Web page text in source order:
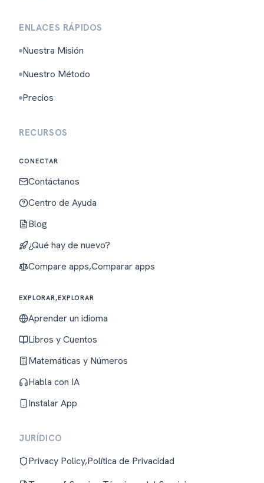
ENLACES RÁPIDOS
Nuestra Misión
Nuestro Método
Precios
RECURSOS
CONECTAR
Contáctanos
Centro de Ayuda
Blog
¿Qué hay de nuevo?
Compare apps,Comparar apps
EXPLORAR,EXPLORAR
Aprender un idioma
Libros y Cuentos
Matemáticas y Números
Habla con IA
Instalar App
JURÍDICO
Privacy Policy,Política de Privacidad